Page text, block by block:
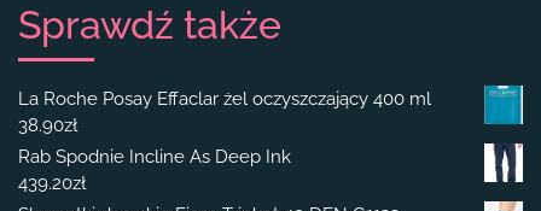
Sprawdź także
La Roche Posay Effaclar żel oczyszczający 400 ml
38.90zł
Rab Spodnie Incline As Deep Ink
439.20zł